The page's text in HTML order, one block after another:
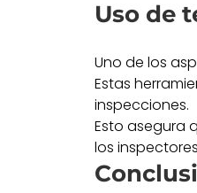
Uso de
Uno de los
Estas
inspecciones.
Esto asegura
los